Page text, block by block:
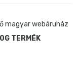
magyar webáruház
TERMÉK